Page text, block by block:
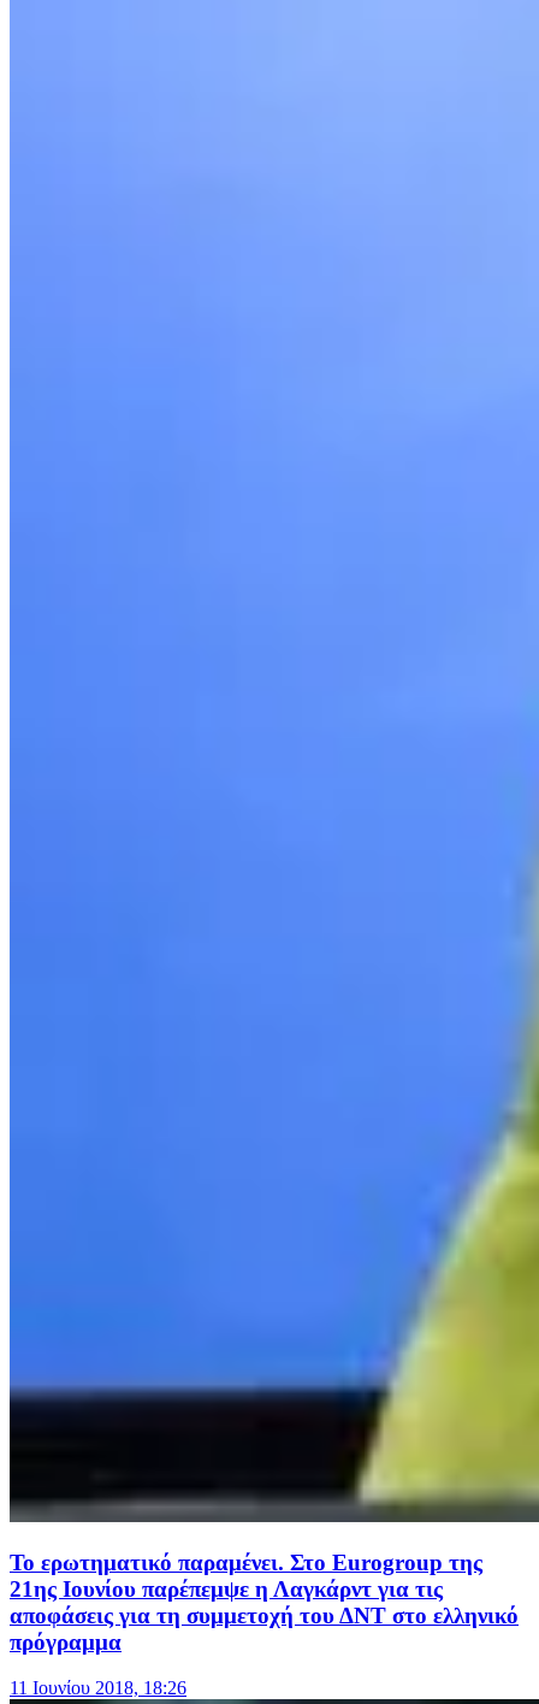
Το ερωτηματικό παραμένει. Στο Eurogroup της
21ης Ιουνίου παρέπεμψε η Λαγκάρντ για τις
αποφάσεις για τη συμμετοχή του ΔΝΤ στο ελληνικό
πρόγραμμα
11 Ιουνίου 2018, 18:26